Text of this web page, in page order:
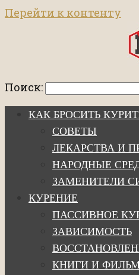
Перейти к контенту
Поиск:
КАК БРОСИТЬ
СОВЕТЫ
ЛЕКАРСТВА И
НАРОДНЫЕ
ЗАМЕНИТЕЛИ
КУРЕНИЕ
ПАССИВНОЕ
ЗАВИСИМОСТЬ
КНИГИ И